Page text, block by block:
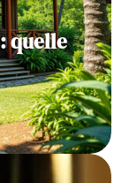
quelle